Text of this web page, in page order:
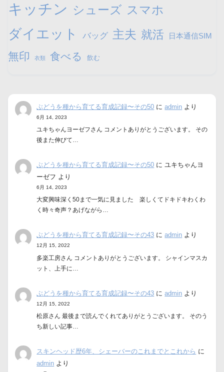
キッチン シューズ スマホ
ダイエット バッグ 主夫 就活 日本通信SIM
無印 衣類 食べる 飲む
ぶどうを種から育てる育成記録〜その50 にadmin より
6月 14, 2023
ユキちゃんヨーゼフさん コメントありがとうございます。 その
後また伸びて…
ぶどうを種から育てる育成記録〜その50 にユキちゃんヨ
ーゼフ より
6月 14, 2023
大変興味深く50まで一気に見ました 楽しくてドキドキわくわ
く時々奇声？あげながら…
ぶどうを種から育てる育成記録〜その43 にadmin より
12月 15, 2022
多楽工房さん コメントありがとうございます。 シャインマスカ
ット、上手に…
ぶどうを種から育てる育成記録〜その43 にadmin より
12月 15, 2022
松原さん 最後まで読んでくれてありがとうございます。 そのう
ち新しい記事…
スキンヘッド歴6年、シェーバーのこれまでとこれから に
admin より